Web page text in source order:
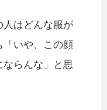
人はどんな服が
「いや、この顔
らんな」と思